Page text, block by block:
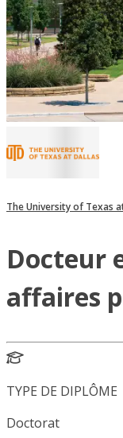
The University of Texas
Docteur
affaires
TYPE DE DIPLÔME
Doctorat